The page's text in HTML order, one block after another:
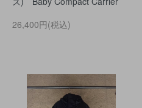
26,400円(税込)